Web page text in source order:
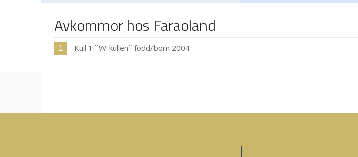
Avkommor hos Faraoland
1 Kull 1 ``W-kullen`` född/born 2004